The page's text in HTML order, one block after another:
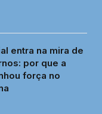
entra na mira de
por que a
força no